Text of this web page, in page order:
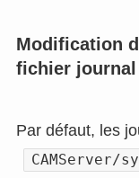
Modification
fichier journal
Par défaut, les
CAMServer/